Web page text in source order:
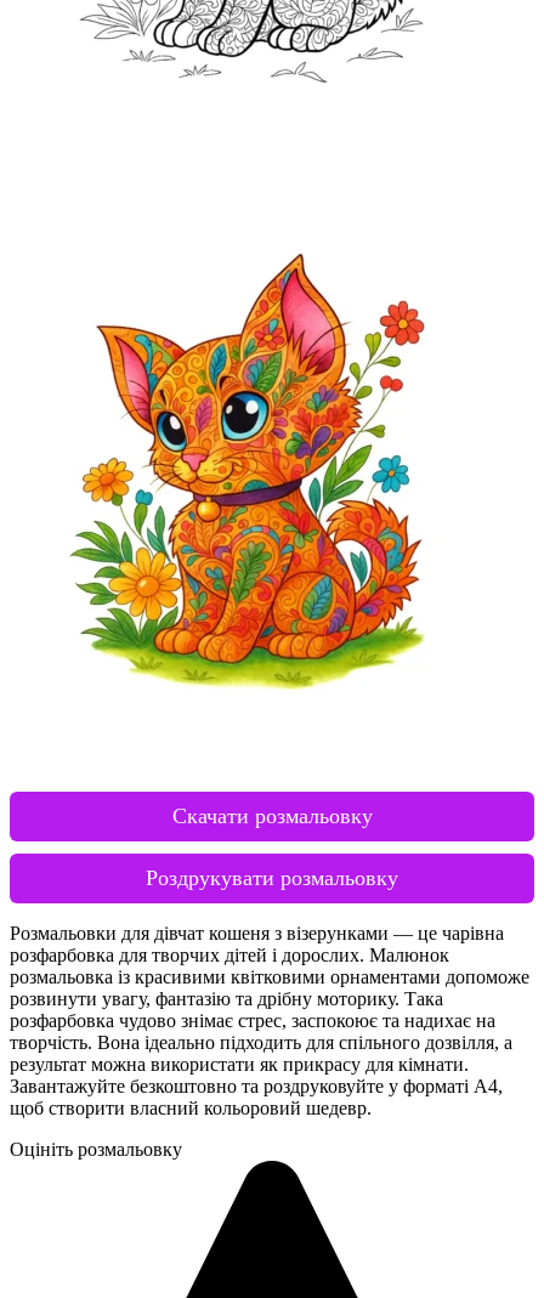
Скачати розмальовку
Роздрукувати розмальовку
Розмальовки для дівчат кошеня з візерунками — це чарівна
розфарбовка для творчих дітей і дорослих. Малюнок
розмальовка із красивими квітковими орнаментами допоможе
розвинути увагу, фантазію та дрібну моторику. Така
розфарбовка чудово знімає стрес, заспокоює та надихає на
творчість. Вона ідеально підходить для спільного дозвілля, а
результат можна використати як прикрасу для кімнати.
Завантажуйте безкоштовно та роздруковуйте у форматі А4,
щоб створити власний кольоровий шедевр.
Оцініть розмальовку